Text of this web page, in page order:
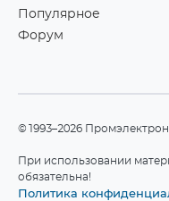
Популярное
Форум
©1993–2026
При использовании
обязательна!
Политика